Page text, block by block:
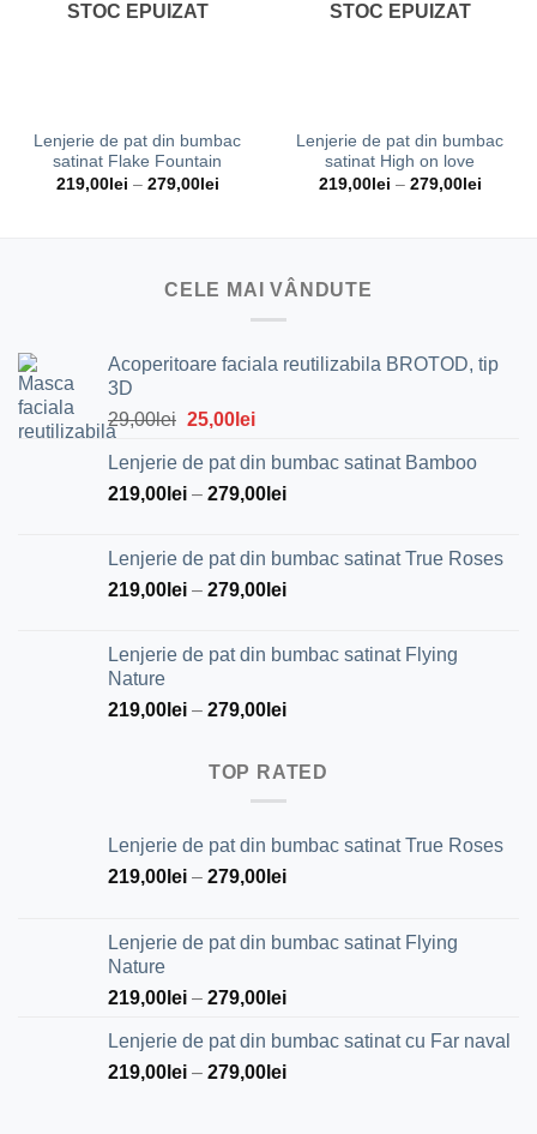
favorite
STOC EPUIZAT
Lenjerie de pat din bumbac
satinat Flake Fountain
219,00lei – 279,00lei
favorite
STOC EPUIZAT
Lenjerie de pat din bumbac
satinat High on love
219,00lei – 279,00lei
CELE MAI VÂNDUTE
Acoperitoare faciala reutilizabila BROTOD, tip
3D
29,00lei Prețul
a
fost:
25,00leiPrețul
este:
25,00lei.
Lenjerie de pat din bumbac satinat Bamboo
219,00 lei – 279,00 lei
Lenjerie de pat din bumbac satinat True Roses
219,00 lei – 279,00 lei
Lenjerie de pat din bumbac satinat Flying
Nature
219,00 lei – 279,00 lei
TOP RATED
Lenjerie de pat din bumbac satinat True Roses
219,00 lei – 279,00 lei
Lenjerie de pat din bumbac satinat Flying
Nature
219,00 lei – 279,00 lei
Lenjerie de pat din bumbac satinat cu Far naval
219,00 lei – 279,00 lei